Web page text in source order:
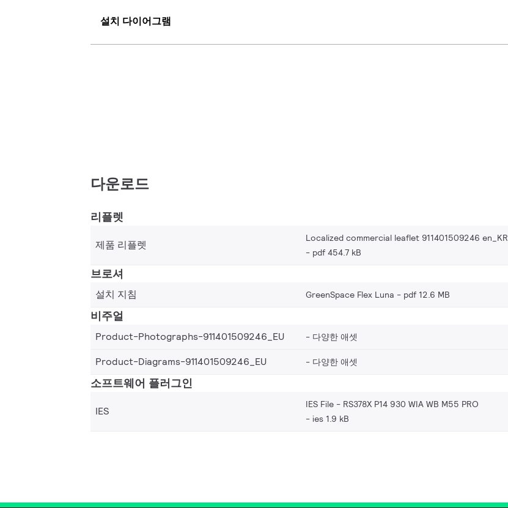
설치 다이어그램
다운로드
리플렛
제품 리플렛
Localized commercial leaflet 911401509246 en_KR
pdf 454.7 kB
브로셔
설치 지침 GreenSpace Flex Luna pdf 12.6 MB
비주얼
Product-Photographs-911401509246_EU 다양한 애셋
Product-Diagrams-911401509246_EU
다양한 애셋
소프트웨어 플러그인
IES
IES File - RS378X P14 930 WIA WB M55 PRO
ies 1.9 kB